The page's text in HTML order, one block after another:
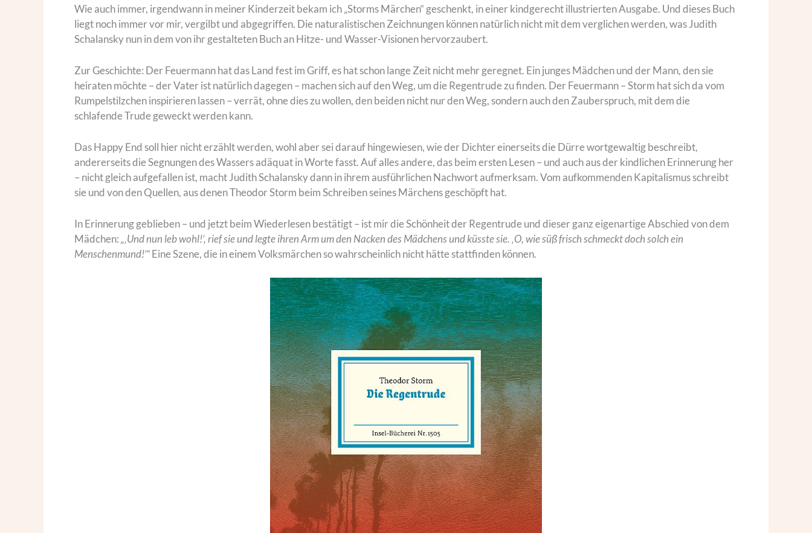
Wie auch immer, irgendwann in meiner Kinderzeit bekam ich „Storms Märchen“ geschenkt, in einer kindgerecht illustrierten Ausgabe. Und dieses Buch
liegt noch immer vor mir, vergilbt und abgegriffen. Die naturalistischen Zeichnungen können natürlich nicht mit dem verglichen werden, was Judith
Schalansky nun in dem von ihr gestalteten Buch an Hitze- und Wasser-Visionen hervorzaubert.
Zur Geschichte: Der Feuermann hat das Land fest im Griff, es hat schon lange Zeit nicht mehr geregnet. Ein junges Mädchen und der Mann, den sie
heiraten möchte – der Vater ist natürlich dagegen – machen sich auf den Weg, um die Regentrude zu finden. Der Feuermann – Storm hat sich da vom
Rumpelstilzchen inspirieren lassen – verrät, ohne dies zu wollen, den beiden nicht nur den Weg, sondern auch den Zauberspruch, mit dem die
schlafende Trude geweckt werden kann.
Das Happy End soll hier nicht erzählt werden, wohl aber sei darauf hingewiesen, wie der Dichter einerseits die Dürre wortgewaltig beschreibt,
andererseits die Segnungen des Wassers adäquat in Worte fasst. Auf alles andere, das beim ersten Lesen – und auch aus der kindlichen Erinnerung her
– nicht gleich aufgefallen ist, macht Judith Schalansky dann in ihrem ausführlichen Nachwort aufmerksam. Vom aufkommenden Kapitalismus schreibt
sie und von den Quellen, aus denen Theodor Storm beim Schreiben seines Märchens geschöpft hat.
In Erinnerung geblieben – und jetzt beim Wiederlesen bestätigt – ist mir die Schönheit der Regentrude und dieser ganz eigenartige Abschied von dem
Mädchen:„‚Und nun leb wohl!‘, rief sie und legte ihren Arm um den Nacken des Mädchens und küsste sie. ‚O, wie süß frisch schmeckt doch solch ein
Menschenmund!‘“Eine Szene, die in einem Volksmärchen so wahrscheinlich nicht hätte stattfinden können.